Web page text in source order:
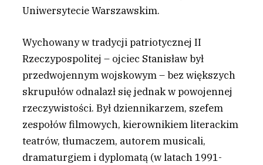
Uniwersytecie Warszawskim.
Wychowany w tradycji patriotycznej II
Rzeczypospolitej – ojciec Stanisław był
przedwojennym wojskowym – bez większych
skrupułów odnalazł się jednak w powojennej
rzeczywistości. Był dziennikarzem, szefem
zespołów filmowych, kierownikiem literackim
teatrów, tłumaczem, autorem musicali,
dramaturgiem i dyplomatą (w latach 1991-